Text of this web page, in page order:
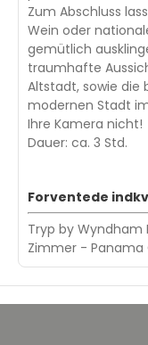
Zum Abschluss
Wein oder
gemütlich
traumhafte
Altstadt, sowie die
modernen Stadt
Ihre Kamera nicht!
Dauer: ca. 3 Std.
Forventede
Tryp by
Zimmer - Panama